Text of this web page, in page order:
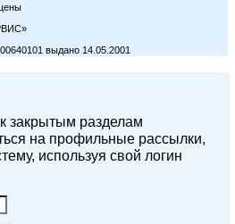
выдано 14.05.2001
закрытым разделам
на профильные рассылки,
используя свой логин